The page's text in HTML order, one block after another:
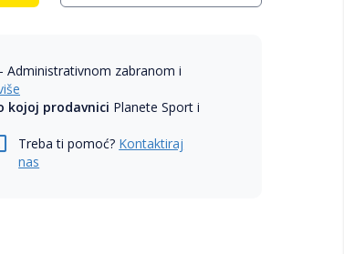
- Administrativnom zabranom i
kojoj prodavnici Planete Sport i
Treba ti pomoć? Kontaktiraj
nas